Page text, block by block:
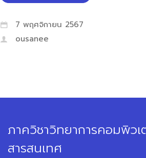
7 พฤศจิกายน 2567
ousanee
ภาควิชาวิทยาการคอมพิวเ
สารสนเทศ